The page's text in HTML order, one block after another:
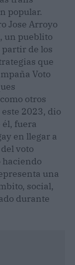
popular.
Jose Arroyo
un pueblito
partir de los
que
Voto
otros
2023, dio
él, fuera
en llegar a
voto
haciendo
una
social,
durante